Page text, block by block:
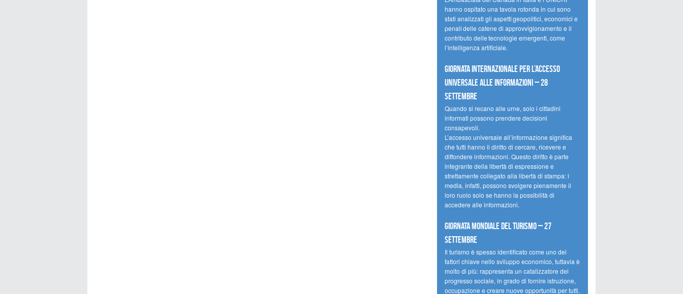
hanno ospitato una tavola rotonda in cui sono
stati analizzati gli aspetti geopolitici, economici e
penali delle catene di approvvigionamento e il
contributo delle tecnologie emergenti, come
l’intelligenza artificiale.
Giornata internazionale per l’accesso
universale alle informazioni – 28
settembre
Quando si recano alle urne, solo i cittadini
informati possono prendere decisioni
consapevoli.
L’accesso universale all’informazione significa
che tutti hanno il diritto di cercare, ricevere e
diffondere informazioni. Questo diritto è parte
integrante della libertà di espressione e
strettamente collegato alla libertà di stampa: i
media, infatti, possono svolgere pienamente il
loro ruolo solo se hanno la possibilità di
accedere alle informazioni.
Giornata mondiale del turismo – 27
settembre
Il turismo è spesso identificato come uno dei
fattori chiave nello sviluppo economico, tuttavia è
molto di più: rappresenta un catalizzatore del
progresso sociale, in grado di fornire istruzione,
occupazione e creare nuove opportunità per tutti.